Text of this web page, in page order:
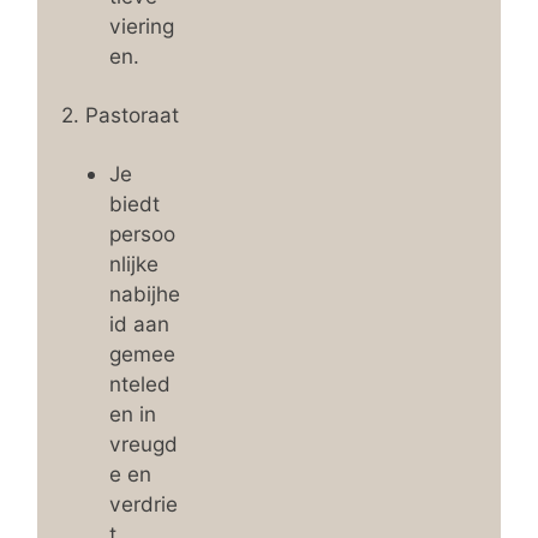
viering
en.
2. Pastoraat
Je
biedt
persoo
nlijke
nabijhe
id aan
gemee
nteled
en in
vreugd
e en
verdrie